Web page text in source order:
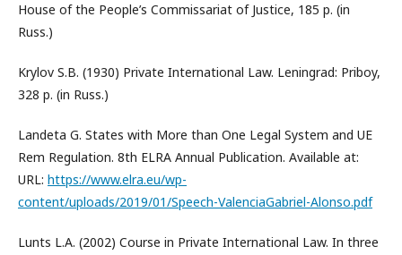
House of the People’s Commissariat of Justice, 185 p. (in
Russ.)
Krylov S.B. (1930) Private International Law. Leningrad: Priboy,
328 p. (in Russ.)
Landeta G. States with More than One Legal System and UE
Rem Regulation. 8th ELRA Annual Publication. Available at:
URL: https://www.elra.eu/wp-
content/uploads/2019/01/Speech-ValenciaGabriel-Alonso.pdf
Lunts L.A. (2002) Course in Private International Law. In three